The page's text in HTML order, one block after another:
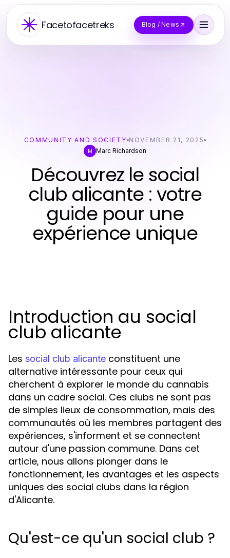
Facetofacetreks Blog / News
COMMUNITY AND SOCIETY NOVEMBER 21, 2025
M Marc Richardson
Découvrez le social
club alicante : votre
guide pour une
expérience unique
Introduction au social
club alicante
Les social club alicante constituent une
alternative intéressante pour ceux qui
cherchent à explorer le monde du cannabis
dans un cadre social. Ces clubs ne sont pas
de simples lieux de consommation, mais des
communautés où les membres partagent des
expériences, s'informent et se connectent
autour d'une passion commune. Dans cet
article, nous allons plonger dans le
fonctionnement, les avantages et les aspects
uniques des social clubs dans la région
d'Alicante.
Qu'est-ce qu'un social club ?